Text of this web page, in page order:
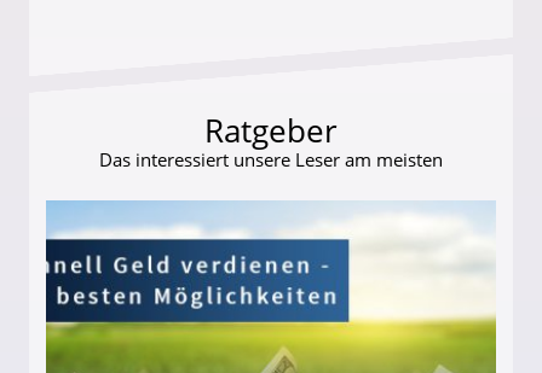
Ratgeber
Das interessiert unsere Leser am meisten